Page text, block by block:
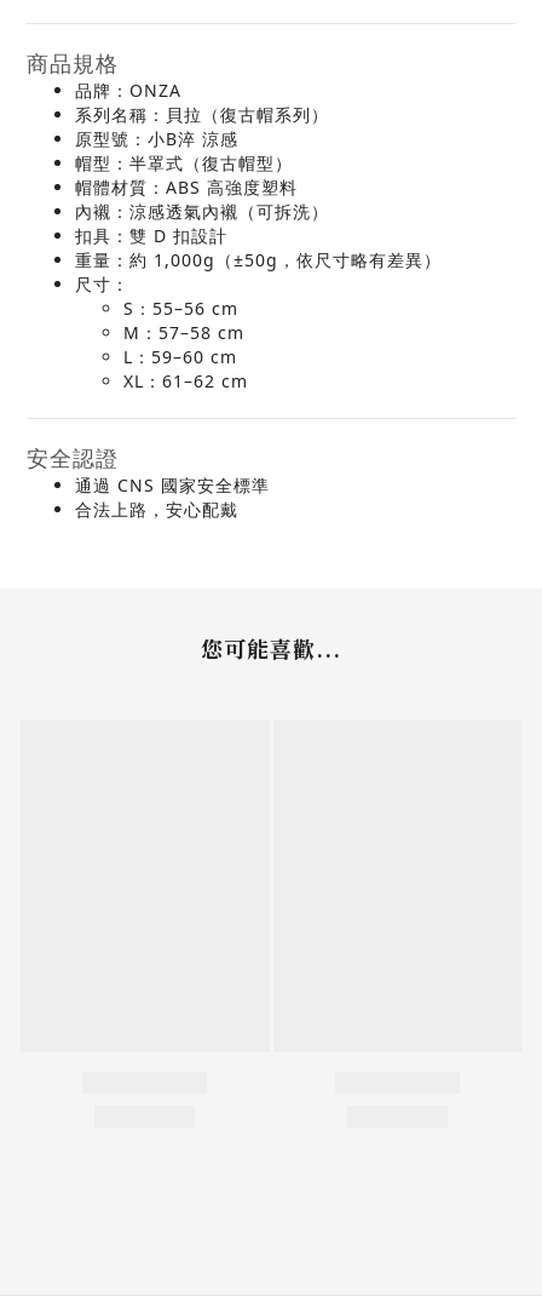
商品規格
品牌：ONZA
系列名稱：貝拉（復古帽系列）
原型號：小B淬 涼感
帽型：半罩式（復古帽型）
帽體材質：ABS 高強度塑料
內襯：涼感透氣內襯（可拆洗）
扣具：雙 D 扣設計
重量：約 1,000g（±50g，依尺寸略有差異）
尺寸：
S：55–56 cm
M：57–58 cm
L：59–60 cm
XL：61–62 cm
安全認證
通過 CNS 國家安全標準
合法上路，安心配戴
您可能喜歡...